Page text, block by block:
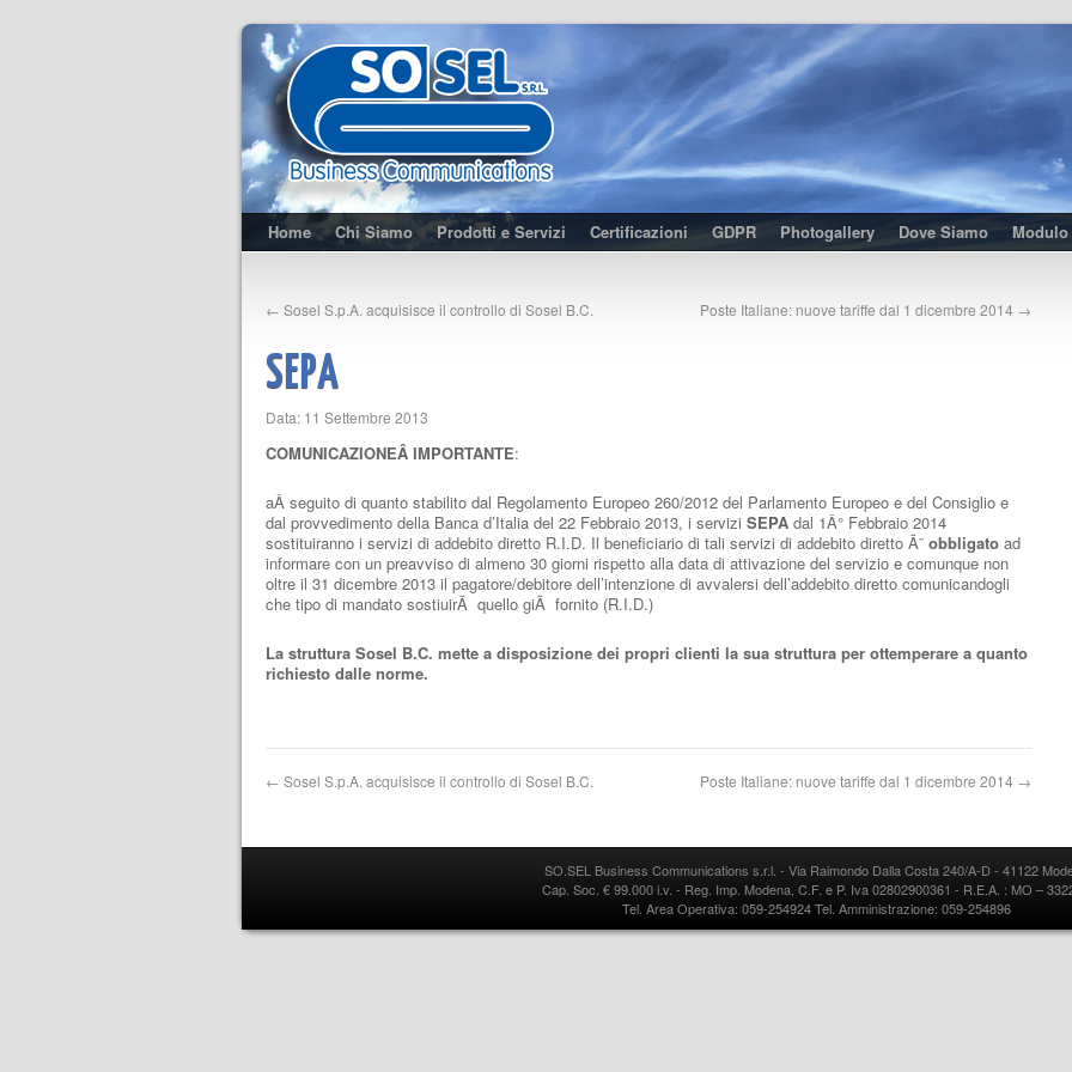
Home Chi Siamo Prodotti e Servizi Certificazioni GDPR Photogallery Dove Siamo
← Sosel S.p.A. acquisisce il controllo di Sosel B.C. Poste Italiane: nuove tariffe dal 1 dicembre 2014 →
SEPA
Data: 11 Settembre 2013
COMUNICAZIONEÂ IMPORTANTE:
aÂ seguito di quanto stabilito dal Regolamento Europeo 260/2012 del Parlamento Europeo e del Consiglio e
dal provvedimento della Banca d’Italia del 22 Febbraio 2013, i servizi SEPA dal 1Â° Febbraio 2014
sostituiranno i servizi di addebito diretto R.I.D. Il beneficiario di tali servizi di addebito diretto Ã¨ obbligato ad
informare con un preavviso di almeno 30 giorni rispetto alla data di attivazione del servizio e comunque non
oltre il 31 dicembre 2013 il pagatore/debitore dell’intenzione di avvalersi dell’addebito diretto comunicandogli
che tipo di mandato sostiuirÃ quello giÃ fornito (R.I.D.)
La struttura Sosel B.C. mette a disposizione dei propri clienti la sua struttura per ottemperare a quanto
richiesto dalle norme.
← Sosel S.p.A. acquisisce il controllo di Sosel B.C. Poste Italiane: nuove tariffe dal 1 dicembre 2014 →
SO.SEL Business Communications s.r.l. - Via Raimondo Dalla Costa 240/A-D - 41122
Cap. Soc. € 99.000 i.v. - Reg. Imp. Modena, C.F. e P. Iva 02802900361 - R.E.A. : MO –
Tel. Area Operativa: 059-254924 Tel. Amministrazione: 059-254896